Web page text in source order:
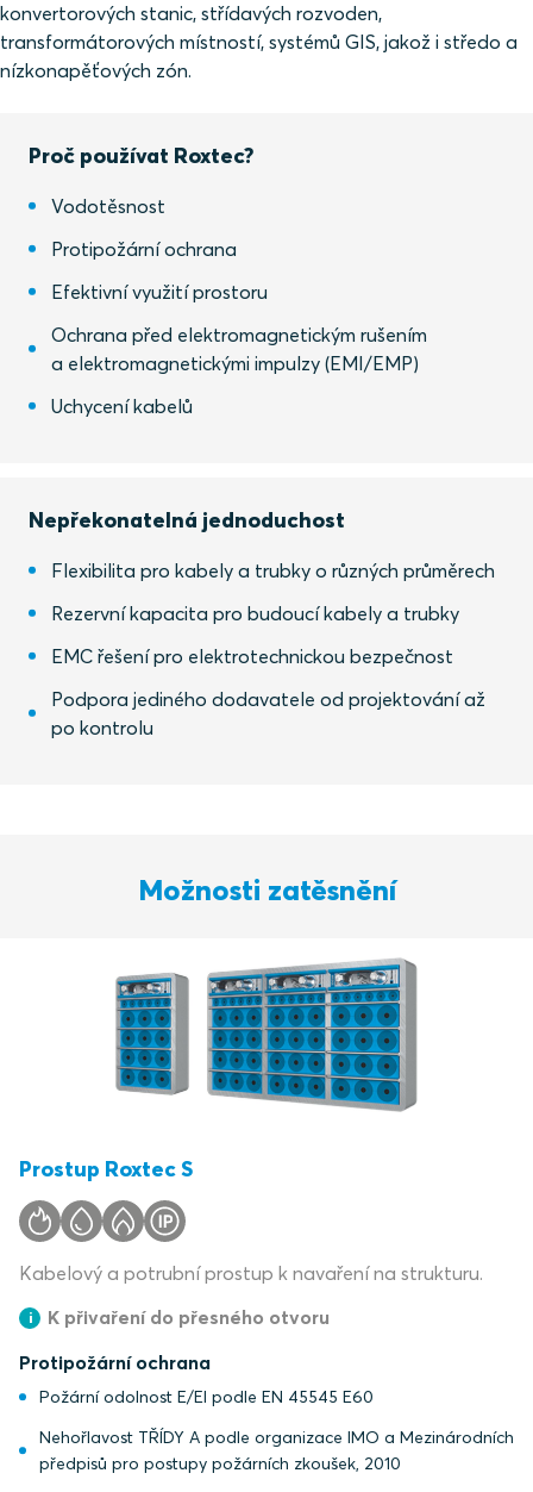
konvertorových stanic, střídavých rozvoden,
transformátorových místností, systémů GIS, jakož i středo a
nízkonapěťových zón.
Proč používat Roxtec?
Vodotěsnost
Protipožární ochrana
Efektivní využití prostoru
Ochrana před elektromagnetickým rušením
a elektromagnetickými impulzy (EMI/EMP)
Uchycení kabelů
Nepřekonatelná jednoduchost
Flexibilita pro kabely a trubky o různých průměrech
Rezervní kapacita pro budoucí kabely a trubky
EMC řešení pro elektrotechnickou bezpečnost
Podpora jediného dodavatele od projektování až
po kontrolu
Možnosti zatěsnění
Prostup Roxtec S
Kabelový a potrubní prostup k navaření na strukturu.
K přivaření do přesného otvoru
Protipožární ochrana
Požární odolnost E/EI podle EN 45545 E60
Nehořlavost TŘÍDY A podle organizace IMO a Mezinárodních
předpisů pro postupy požárních zkoušek, 2010